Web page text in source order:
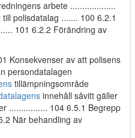
arbete ...................
polisdatalag ....... 100 6.2.1
101 6.2.2 Förändring av
Konsekvenser av att polisens
persondatalagen
tillämpningsområde
innehåll såvitt gäller
................ 104 6.5.1 Begrepp
När behandling av